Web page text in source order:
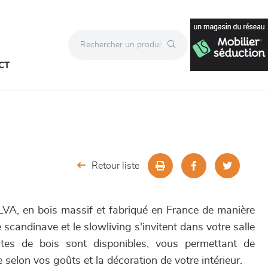
Retour liste
en bois massif et fabriqué en France de manière
scandinave et le slowliving s'invitent dans votre salle
de bois sont disponibles, vous permettant de
selon vos goûts et la décoration de votre intérieur.